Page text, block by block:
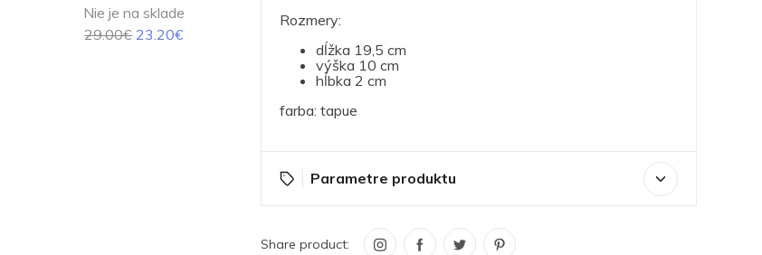
Nie je na sklade
29.00€ 23.20€
25.00€
Rozmery:
dĺžka 19,5 cm
výška 10 cm
hĺbka 2 cm
farba: tapue
Parametre produktu
Share product: